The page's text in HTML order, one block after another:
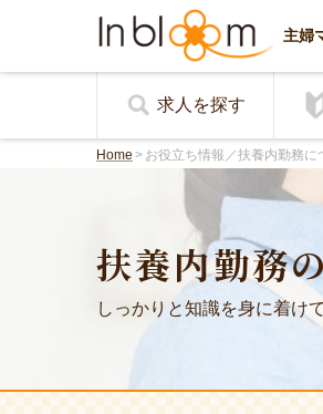
主婦
求人を探す
Home > お役立ち情報／扶養内勤務に
扶養内勤務
しっかりと知識を身に着け